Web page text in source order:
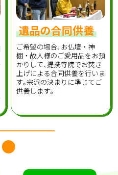
遺品の合同供養
ご希望の場合､お仏壇・神
棚・故人様のご愛用品をお預
かりして､提携寺院でお焚き
上げによる合同供養を行いま
す｡宗派の決まりに準じてご
供養します｡